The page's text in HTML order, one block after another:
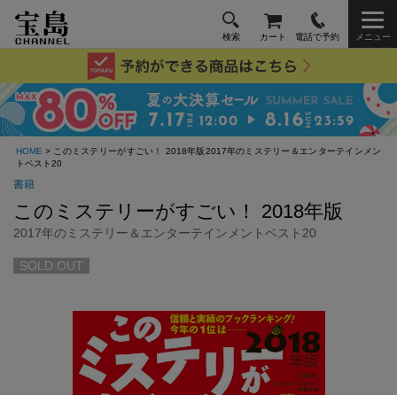
検索 カート 電話で予約 メニュー
HOME > このミステリーがすごい！ 2018年版2017年のミステリー＆エンターテインメン
トベスト20
書籍
このミステリーがすごい！ 2018年版
2017年のミステリー＆エンターテインメントベスト20
SOLD OUT